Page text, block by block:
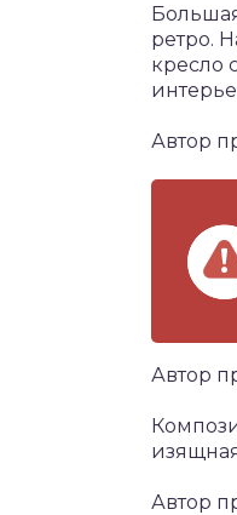
ретро.
кресло
Автор
Автор
Автор